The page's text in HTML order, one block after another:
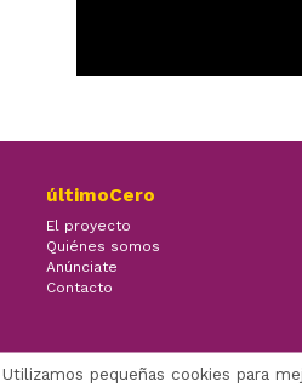
últimoCero
El proyecto
Quiénes somos
Anúnciate
Contacto
Utilizamos pequeñas cookies para